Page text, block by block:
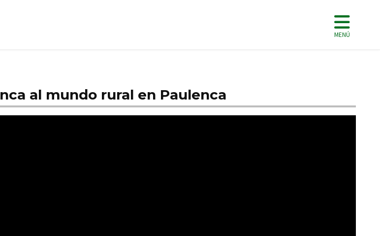
MENÚ
al mundo rural en Paulenca